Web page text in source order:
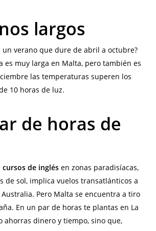
largos
un verano que dure de abril a octubre?
es muy larga en Malta, pero también es
las temperaturas superen los
10 horas de luz.
de horas de
cursos de inglésen zonas paradisíacas,
de sol, implica vuelos transatlánticos a
Australia. Pero Malta se encuentra a tiro
En un par de horas te plantas en La
ahorras dinero y tiempo, sino que,